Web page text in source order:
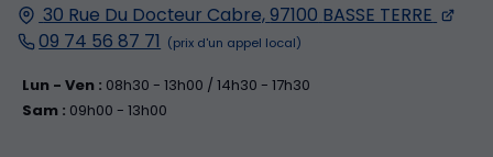
30 Rue Du Docteur Cabre,97100 BASSE TERRE
09 74 56 87 71
Lun - Ven : 08h30 - 13h00 / 14h30 - 17h30
Sam : 09h00 - 13h00